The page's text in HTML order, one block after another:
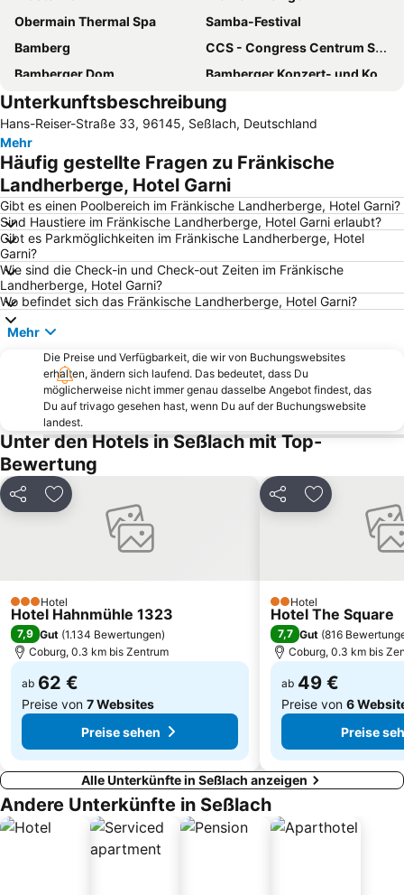
Obermain Thermal Spa
Samba-Festival
Bamberg
CCS - Congress Centrum Suhl
Bamberger Dom
Bamberger Konzert- und Kongresshalle
Maximiliansplatz
Altes Rathaus Bamberg
Coburger Weihnachtsmarkt
Jüchsen
Ostsee Bad Staffelstein
Binghöhle Streitberg
Coburg an 1em Tag
Plassenburg
Sommerrodelbahn Waffenrod
Veste Coburg
Staffelberg
Bunkermuseum
Altenburg
Ehrenburg Palace
Obere Pfarre Unsere Liebe Frau Bamberg
Seehof
Alte Hofhaltung
Neue Residenz
Schloss Geyerswörth
Schloss Glücksburg
Festung Rosenberg
Flugplatz Burg Feuerstein
Historisches Weihnachtsmuseum in der Alten Weihnachtsfabrik
Rosengarten
Motherwell Park
Crazy Horse
Hennebergisches Museum
Suhl Zoo
Deutsches Zinnfigurenmuseum Plassenburg
Unterkunftsbeschreibung
Hans-Reiser-Straße 33, 96145, Seßlach, Deutschland
Mehr
Häufig gestellte Fragen zu Fränkische
Landherberge, Hotel Garni
Gibt es einen Poolbereich im Fränkische Landherberge, Hotel Garni?
Sind Haustiere im Fränkische Landherberge, Hotel Garni erlaubt?
Gibt es Parkmöglichkeiten im Fränkische Landherberge, Hotel
Garni?
Wie sind die Check-in und Check-out Zeiten im Fränkische
Landherberge, Hotel Garni?
Wo befindet sich das Fränkische Landherberge, Hotel Garni?
Mehr
Die Preise und Verfügbarkeit, die wir von Buchungswebsites
erhalten, ändern sich laufend. Das bedeutet, dass Du
möglicherweise nicht immer genau dasselbe Angebot findest, das
Du auf trivago gesehen hast, wenn Du auf der Buchungswebsite
landest.
Unter den Hotels in Seßlach mit Top-
Bewertung
Teilen Zu Favoriten hinzufügen
3 Sterne
Hotel
Hotel Hahnmühle 1323
7,9 Gut (1.134 Bewertungen)
Coburg, 0.3 km bis Zentrum
ab 62 €
Preise von 7 Websites
Preise sehen
Teilen Zu Favoriten
2 Sterne
Hotel
Hotel The Square
7,7 Gut (816
Coburg, 0.3 km bis
ab 49 €
Preise von 6
Preise
Alle Unterkünfte in Seßlach anzeigen
Andere Unterkünfte in Seßlach